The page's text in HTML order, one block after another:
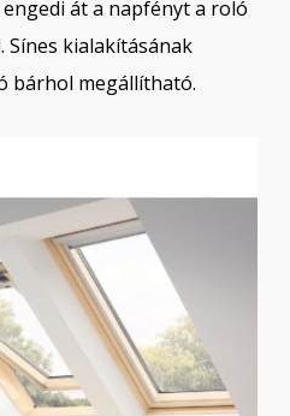
át a napfényt a roló
kialakításának
bárhol megállítható.